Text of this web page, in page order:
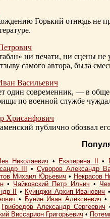
Горький отнюдь не
ни печати, ни сцены
самого автора, была
Васильевич
современник, — в
по военной службе
Хрисанфович
публично обозвал
Николаевич • Екатерина II •
III • Суворов Александр
Михаил Юрьевич • Некрасов
• Чайковский Петр Ильич •
II • Куинджи Архип Иванович
• Бунин Иван Алексеевич •
Грибоедов Александр Сергеевич
Виссарион Григорьевич •